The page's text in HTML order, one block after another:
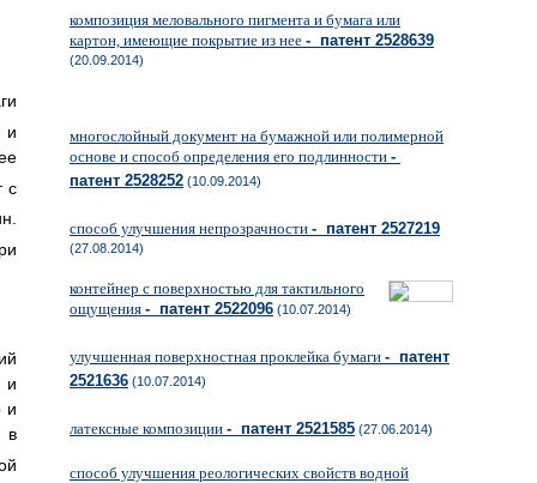
с
и
и
в
композиция меловального пигмента и бумага или
картон, имеющие покрытие из нее - патент 2528639
(20.09.2014)
многослойный документ на бумажной или полимерной
основе и способ определения его подлинности -
патент 2528252 (10.09.2014)
способ улучшения непрозрачности - патент 2527219
(27.08.2014)
контейнер с поверхностью для тактильного
ощущения - патент 2522096 (10.07.2014)
улучшенная поверхностная проклейка бумаги - патент
2521636 (10.07.2014)
латексные композиции - патент 2521585 (27.06.2014)
способ улучшения реологических свойств водной